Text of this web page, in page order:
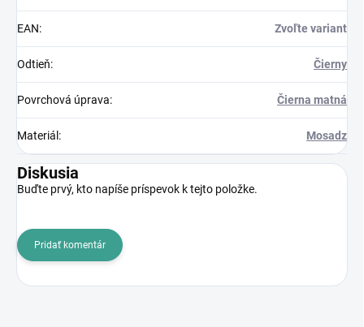
EAN: Zvoľte variant
Odtieň: Čierny
Povrchová úprava: Čierna matná
Materiál : Mosadz
Diskusia
Buďte prvý, kto napíše príspevok k tejto položke.
Pridať komentár